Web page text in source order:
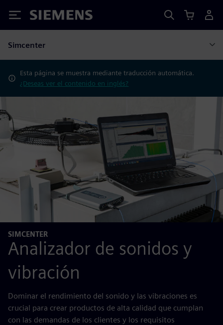
Siemens
Simcenter
Esta página se muestra mediante traducción automática.
¿Deseas ver el contenido en inglés?
SIMCENTER
Analizador de sonidos y
vibración
Dominar el rendimiento del sonido y las vibraciones es
crucial para crear productos de alta calidad que cumplan
con las demandas de los clientes y los requisitos